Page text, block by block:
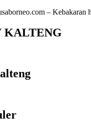
– Kebakaran
KALTENG